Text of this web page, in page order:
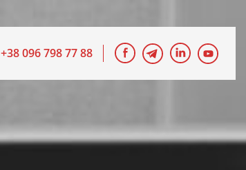
+38 096 798 77 88